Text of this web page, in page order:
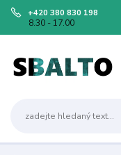
+420 380 830 198
8.30 - 17.00